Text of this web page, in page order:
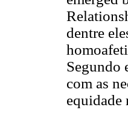
dentre
Segundo
com as
equidade